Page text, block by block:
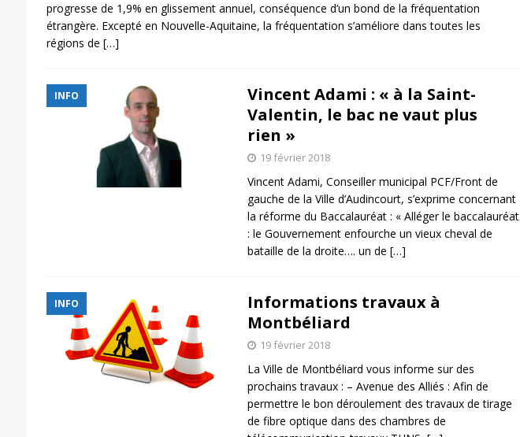
progresse de 1,9% en glissement annuel, conséquence d’un bond de la fréquentation
étrangère. Excepté en Nouvelle-Aquitaine, la fréquentation s’améliore dans toutes les
régions de […]
INFO
Vincent Adami : « à la Saint-
Valentin, le bac ne vaut plus
rien »
19 février 2018
Vincent Adami, Conseiller municipal PCF/Front de
gauche de la Ville d’Audincourt, s’exprime concernant
la réforme du Baccalauréat : « Alléger le baccalauréat
: le Gouvernement enfourche un vieux cheval de
bataille de la droite…. un de […]
INFO
Informations travaux à
Montbéliard
19 février 2018
La Ville de Montbéliard vous informe sur des
prochains travaux : – Avenue des Alliés : Afin de
permettre le bon déroulement des travaux de tirage
de fibre optique dans des chambres de